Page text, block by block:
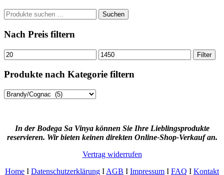
Suchen
nach:
Suchen
Nach Preis filtern
Min.
Preis
Max.
Preis
Filter
Produkte nach Kategorie filtern
In der Bodega Sa Vinya können Sie Ihre Lieblingsprodukte
reservieren. Wir bieten keinen direkten Online-Shop-Verkauf an.
Vertrag widerrufen
Home I Datenschutzerklärung I AGB I Impressum I FAQ I Kontakt